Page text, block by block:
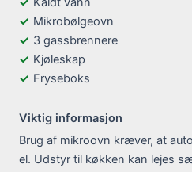
Mikrobølgeovn
3 gassbrennere
Kjøleskap
Fryseboks
Viktig informasjon
Brug af mikroovn kræver, at
el. Udstyr til køkken kan lejes